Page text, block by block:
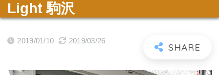
Light 駒沢
2019/01/10 2019/03/26